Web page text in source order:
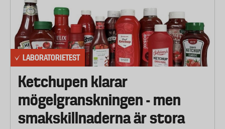
LABORATORIETEST
Ketchupen klarar
mögelgranskningen - men
smakskillnaderna är stora